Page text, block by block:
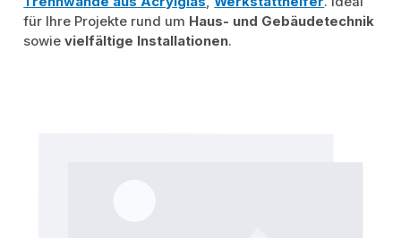
für Ihre Projekte rund um Haus- und Gebäudetechnik
sowievielfältige Installationen.